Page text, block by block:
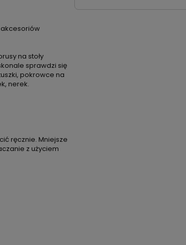
na stoły
sprawdzi się
pokrowce na
nerek.
ręcznie. Mniejsze
z użyciem